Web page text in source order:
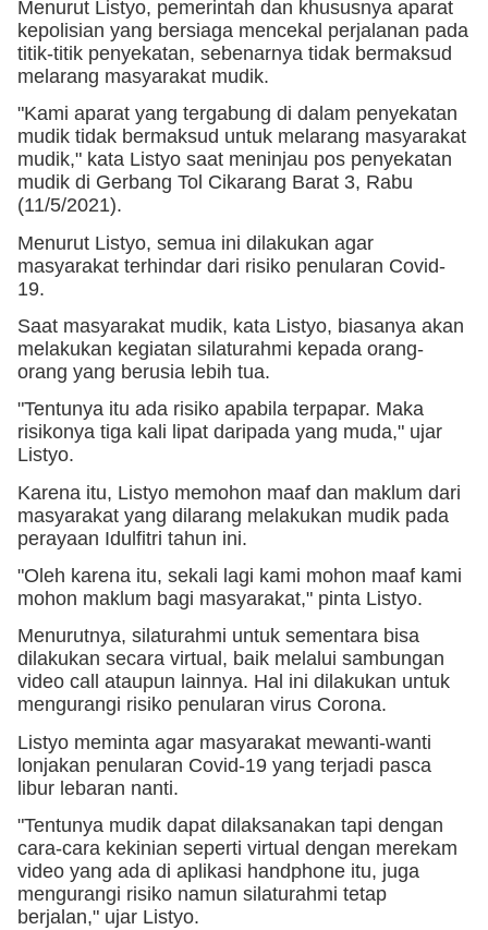
Menurut Listyo, pemerintah dan khususnya aparat
kepolisian yang bersiaga mencekal perjalanan pada
titik-titik penyekatan, sebenarnya tidak bermaksud
melarang masyarakat mudik.
"Kami aparat yang tergabung di dalam penyekatan
mudik tidak bermaksud untuk melarang masyarakat
mudik," kata Listyo saat meninjau pos penyekatan
mudik di Gerbang Tol Cikarang Barat 3, Rabu
(11/5/2021).
Menurut Listyo, semua ini dilakukan agar
masyarakat terhindar dari risiko penularan Covid-
19.
Saat masyarakat mudik, kata Listyo, biasanya akan
melakukan kegiatan silaturahmi kepada orang-
orang yang berusia lebih tua.
"Tentunya itu ada risiko apabila terpapar. Maka
risikonya tiga kali lipat daripada yang muda," ujar
Listyo.
Karena itu, Listyo memohon maaf dan maklum dari
masyarakat yang dilarang melakukan mudik pada
perayaan Idulfitri tahun ini.
"Oleh karena itu, sekali lagi kami mohon maaf kami
mohon maklum bagi masyarakat," pinta Listyo.
Menurutnya, silaturahmi untuk sementara bisa
dilakukan secara virtual, baik melalui sambungan
video call ataupun lainnya. Hal ini dilakukan untuk
mengurangi risiko penularan virus Corona.
Listyo meminta agar masyarakat mewanti-wanti
lonjakan penularan Covid-19 yang terjadi pasca
libur lebaran nanti.
"Tentunya mudik dapat dilaksanakan tapi dengan
cara-cara kekinian seperti virtual dengan merekam
video yang ada di aplikasi handphone itu, juga
mengurangi risiko namun silaturahmi tetap
berjalan," ujar Listyo.